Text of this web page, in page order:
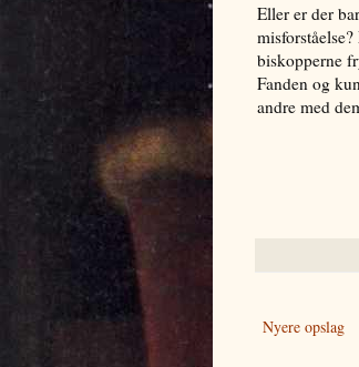
Eller er der
biskopperne
Fanden og
andre med
Nyere opslag